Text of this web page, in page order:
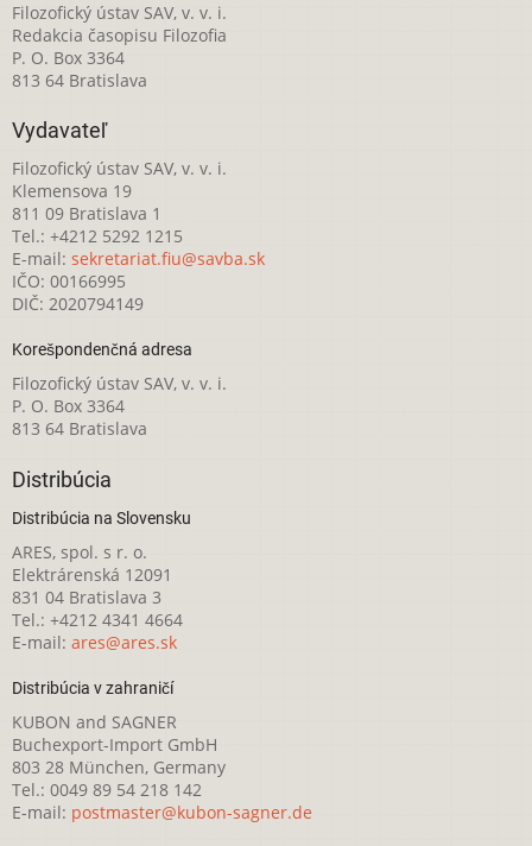
Filozofický ústav SAV, v. v. i.
Redakcia časopisu Filozofia
P. O. Box 3364
813 64 Bratislava
Vydavateľ
Filozofický ústav SAV, v. v. i.
Klemensova 19
811 09 Bratislava 1
Tel.: +4212 5292 1215
E-mail: sekretariat.fiu@savba.sk
IČO: 00166995
DIČ: 2020794149
Korešpondenčná adresa
Filozofický ústav SAV, v. v. i.
P. O. Box 3364
813 64 Bratislava
Distribúcia
Distribúcia na Slovensku
ARES, spol. s r. o.
Elektrárenská 12091
831 04 Bratislava 3
Tel.: +4212 4341 4664
E-mail: ares@ares.sk
Distribúcia v zahraničí
KUBON and SAGNER
Buchexport-Import GmbH
803 28 München, Germany
Tel.: 0049 89 54 218 142
E-mail: postmaster@kubon-sagner.de